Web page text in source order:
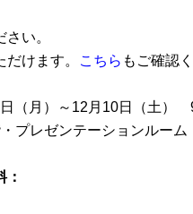
い。
だけます。
こちら もご確認
（月）～12月10日（土）
プレゼンテーションルーム